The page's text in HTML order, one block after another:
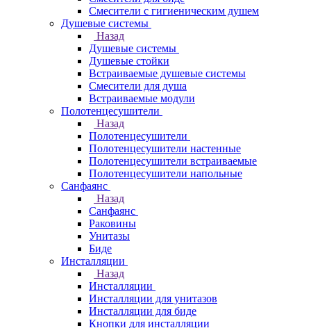
Смесители с гигиеническим душем
Душевые системы
Назад
Душевые системы
Душевые стойки
Встраиваемые душевые системы
Смесители для душа
Встраиваемые модули
Полотенцесушители
Назад
Полотенцесушители
Полотенцесушители настенные
Полотенцесушители встраиваемые
Полотенцесушители напольные
Санфаянс
Назад
Санфаянс
Раковины
Унитазы
Биде
Инсталляции
Назад
Инсталляции
Инсталляции для унитазов
Инсталляции для биде
Кнопки для инсталляции